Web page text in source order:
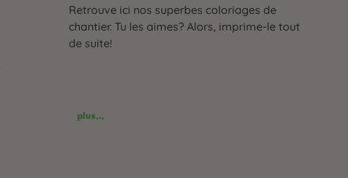
Retrouve ici nos superbes coloriages de
chantier. Tu les aimes? Alors, imprime-le tout
de suite!
plus...